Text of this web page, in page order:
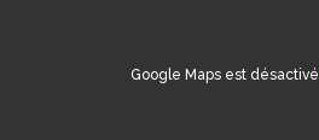
Google Maps est désactivé.